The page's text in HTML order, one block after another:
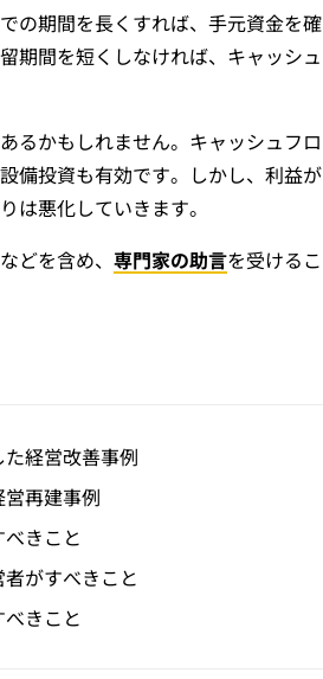
の期間を長くすれば、手元資金を確
期間を短くしなければ、キャッシュ
るかもしれません。キャッシュフロ
備投資も有効です。しかし、利益が
は悪化していきます。
どを含め、 専門家の助言を受けるこ
経営改善事例
再建事例
きこと
がすべきこと
きこと